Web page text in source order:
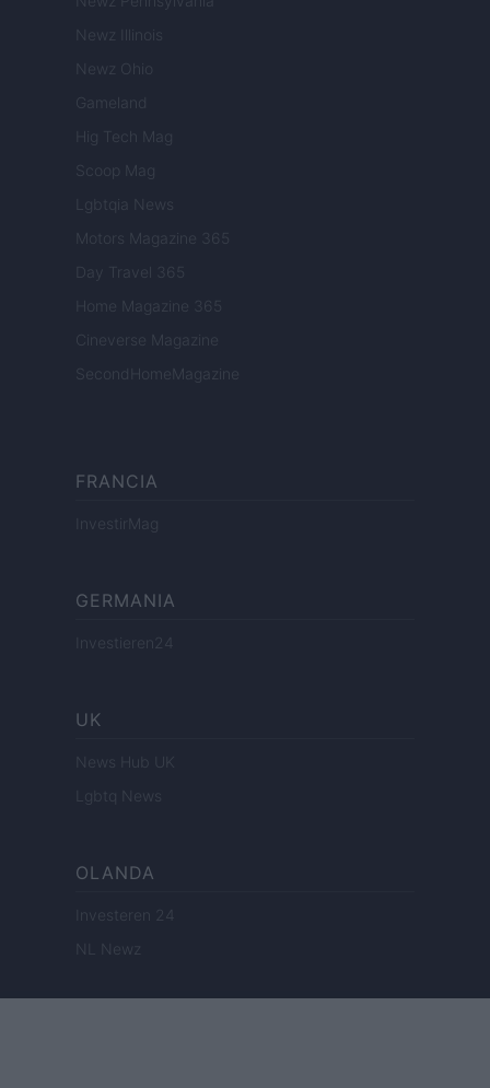
Newz Illinois
Newz Ohio
Gameland
Hig Tech Mag
Scoop Mag
Lgbtqia News
Motors Magazine 365
Day Travel 365
Home Magazine 365
Cineverse Magazine
SecondHomeMagazine
FRANCIA
InvestirMag
GERMANIA
Investieren24
UK
News Hub UK
Lgbtq News
OLANDA
Investeren 24
NL Newz